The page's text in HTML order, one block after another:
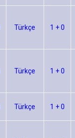
Türkçe 1 + 0
Türkçe 1 + 0
Türkçe 1 + 0